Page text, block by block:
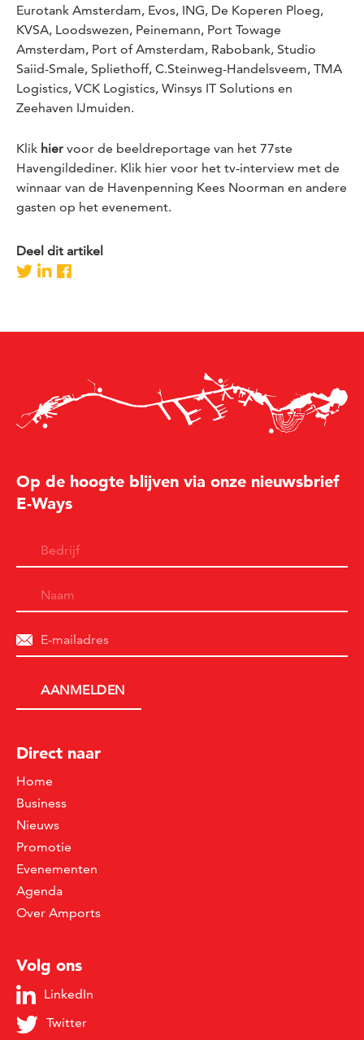
Eurotank Amsterdam, Evos, ING, De Koperen Ploeg,
KVSA, Loodswezen, Peinemann, Port Towage
Amsterdam, Port of Amsterdam, Rabobank, Studio
Saiid-Smale, Spliethoff, C.Steinweg-Handelsveem, TMA
Logistics, VCK Logistics, Winsys IT Solutions en
Zeehaven IJmuiden.
Klik hier voor de beeldreportage van het 77ste
Havengildediner. Klik hier voor het tv-interview met de
winnaar van de Havenpenning Kees Noorman en andere
gasten op het evenement.
Deel dit artikel
Op de hoogte blijven via onze nieuwsbrief
E-Ways
Direct naar
Home
Business
Nieuws
Promotie
Evenementen
Agenda
Over Amports
Volg ons
LinkedIn
Twitter